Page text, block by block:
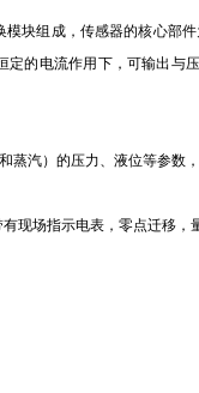
块组成，传感器的核心部
的电流作用下，可输出
蒸汽）的压力、液位等参数
现场指示电表，零点迁移